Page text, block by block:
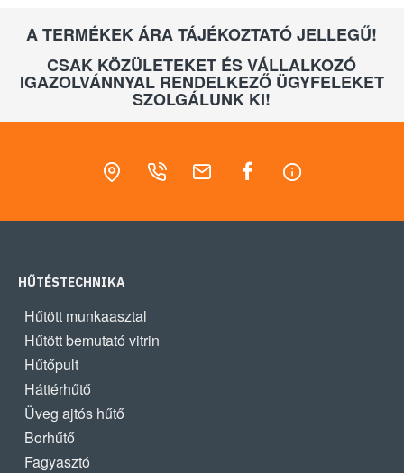
A TERMÉKEK ÁRA TÁJÉKOZTATÓ JELLEGŰ!
CSAK KÖZÜLETEKET ÉS VÁLLALKOZÓ
IGAZOLVÁNNYAL RENDELKEZŐ ÜGYFELEKET
SZOLGÁLUNK KI!
HŰTÉSTECHNIKA
Hűtött munkaasztal
Hűtött bemutató vitrin
Hűtőpult
Háttérhűtő
Üveg ajtós hűtő
Borhűtő
Fagyasztó